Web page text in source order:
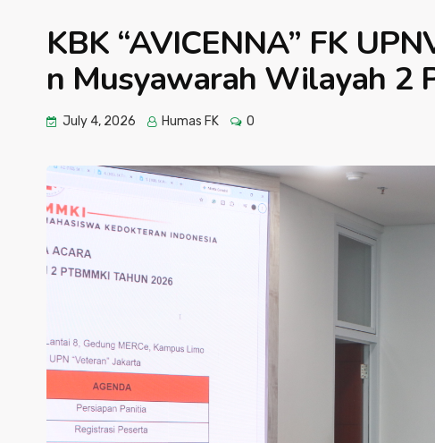
KBK “AVICENNA” FK
n Musyawarah Wilayah 2
July 4, 2026 Humas FK 0